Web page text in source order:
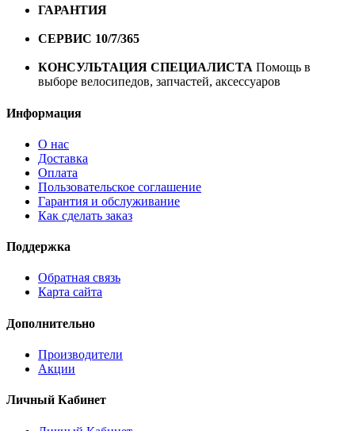
ГАРАНТИЯ
СЕРВИС 10/7/365
КОНСУЛЬТАЦИЯ СПЕЦИАЛИСТА Помощь в
выборе велосипедов, запчастей, аксессуаров
Информация
О нас
Доставка
Оплата
Пользовательское соглашение
Гарантия и обслуживание
Как сделать заказ
Поддержка
Обратная связь
Карта сайта
Дополнительно
Производители
Акции
Личный Кабинет